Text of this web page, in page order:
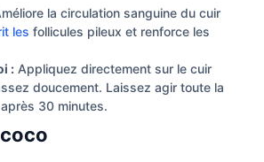
la circulation sanguine du cuir
les follicules pileux et renforce les
: Appliquez directement sur le cuir
doucement. Laissez agir toute la
30 minutes.